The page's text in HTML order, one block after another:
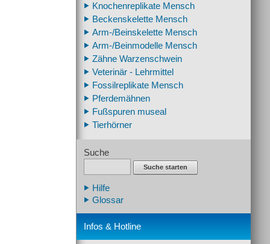
Knochenreplikate Mensch
Beckenskelette Mensch
Arm-/Beinskelette Mensch
Arm-/Beinmodelle Mensch
Zähne Warzenschwein
Veterinär - Lehrmittel
Fossilreplikate Mensch
Pferdemähnen
Fußspuren museal
Tierhörner
Suche
Suche starten
Hilfe
Glossar
Infos & Hotline